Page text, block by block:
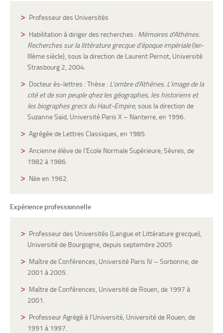
Professeur des Universités
Habilitation à diriger des recherches : Mémoires d’Athènes.
Recherches sur la littérature grecque d’époque impériale(Ier-
IIIème siècle), sous la direction de Laurent Pernot, Université
Strasbourg 2, 2004.
Docteur ès-lettres : Thèse : L’ombre d’Athènes. L’image de la
cité et de son peuple qhez les géographes, les historiens et
les biographes grecs du Haut-Empire, sous la direction de
Suzanne Saïd, Université Paris X – Nanterre, en 1996.
Agrégée de Lettres Classiques, en 1985.
Ancienne élève de l’Ecole Normale Supérieure, Sèvres, de
1982 à 1986.
Née en 1962.
Expérience professionnelle
Professeur des Universités (Langue et Littérature grecque),
Université de Bourgogne, depuis septembre 2005
Maître de Conférences, Université Paris IV – Sorbonne, de
2001 à 2005.
Maître de Conférences, Université de Rouen, de 1997 à
2001.
Professeur Agrégé à l’Université, Université de Rouen, de
1991 à 1997.